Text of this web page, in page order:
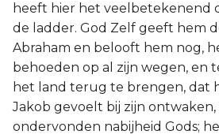
heeft hier het veelbetekenend
de ladder. God Zelf geeft hem
Abraham en belooft hem nog,
behoeden op al zijn wegen, en
het land terug te brengen, dat
Jakob gevoelt bij zijn
ondervonden nabijheid Gods;